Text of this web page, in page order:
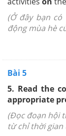
(Ở đây bạn
động mùa hè
Bài 5
5. Read the
appropriate
(Đọc đoạn hội
từ chỉ thời gian